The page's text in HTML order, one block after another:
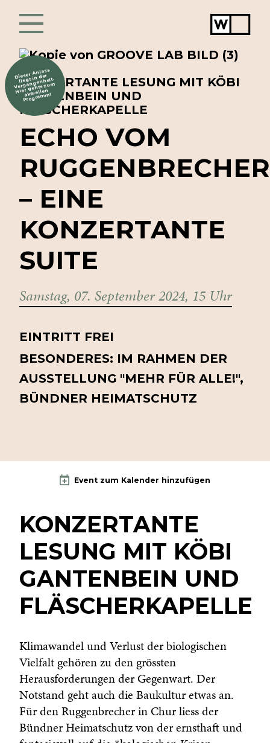
Chur
Dieser Anlass
liegt in der
Vergangenheit.
Hier gehts zum
aktuellen
Programm!
KONZERTANTE LESUNG MIT KÖBI
GANTENBEIN UND
FLÄSCHERKAPELLE
ECHO VOM
RUGGENBRECHER
– EINE
KONZERTANTE
SUITE
Samstag, 07. September 2024, 15 Uhr
EINTRITT FREI
BESONDERES: IM RAHMEN DER
AUSSTELLUNG "MEHR FÜR ALLE!",
BÜNDNER HEIMATSCHUTZ
Event zum Kalender hinzufügen
KONZERTANTE
LESUNG MIT KÖBI
GANTENBEIN UND
FLÄSCHERKAPELLE
Klimawandel und Verlust der biologischen
Vielfalt gehören zu den grössten
Herausforderungen der Gegenwart. Der
Notstand geht auch die Baukultur etwas an.
Für den Ruggenbrecher in Chur liess der
Bündner Heimatschutz von der ernsthaft und